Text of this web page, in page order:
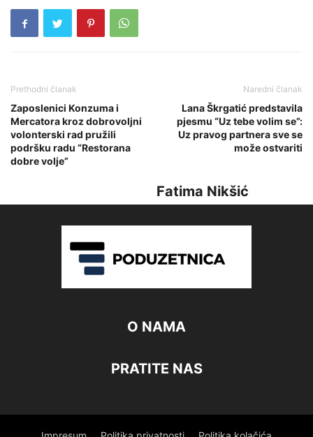
Prethodni članak
Zaposlenici Konzuma i
Mercatora kroz dobrovoljni
volonterski rad pružili
podršku radu “Restorana
dobre volje”
Naredni članak
Lana Škrgatić predstavila
pjesmu “Uz tebe volim se”:
Uz pravog partnera sve se
može ostvariti
Fatima Nikšić
O NAMA
PRATITE NAS